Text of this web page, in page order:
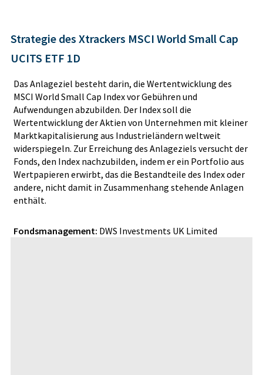
Strategie des Xtrackers MSCI World Small Cap
UCITS ETF 1D
Das Anlageziel besteht darin, die Wertentwicklung des
MSCI World Small Cap Index vor Gebühren und
Aufwendungen abzubilden. Der Index soll die
Wertentwicklung der Aktien von Unternehmen mit kleiner
Marktkapitalisierung aus Industrieländern weltweit
widerspiegeln. Zur Erreichung des Anlageziels versucht der
Fonds, den Index nachzubilden, indem er ein Portfolio aus
Wertpapieren erwirbt, das die Bestandteile des Index oder
andere, nicht damit in Zusammenhang stehende Anlagen
enthält.
Fondsmanagement: DWS Investments UK Limited